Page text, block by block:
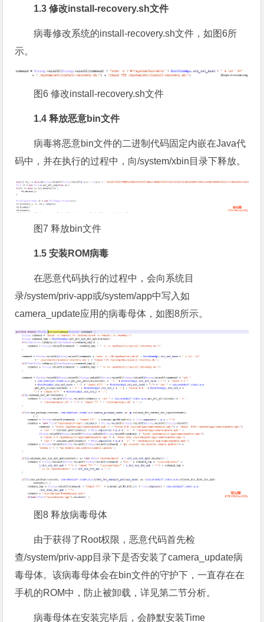
1.3 修改install-recovery.sh文件
病毒修改系统的install-recovery.sh文件，如图6所
示。
图6 修改install-recovery.sh文件
1.4 释放恶意bin文件
病毒将恶意bin文件的二进制代码固定内嵌在Java代
码中，并在执行的过程中，向/system/xbin目录下释放。
图7 释放bin文件
1.5 安装ROM病毒
在恶意代码执行的过程中，会向系统目
录/system/priv-app或/system/app中写入如
camera_update应用的病毒母体，如图8所示。
图8 释放病毒母体
由于获得了Root权限，恶意代码首先检
查/system/priv-app目录下是否安装了camera_update病
毒母体。该病毒母体会在bin文件的守护下，一直存在在
手机的ROM中，防止被卸载，详见第二节分析。
病毒母体在安装完毕后，会静默安装Time